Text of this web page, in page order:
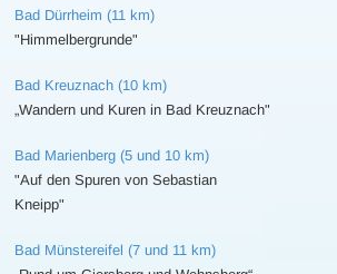
Bad Dürrheim (11 km)
"Himmelbergrunde"
Bad Kreuznach (10 km)
„Wandern und Kuren in Bad Kreuznach"
Bad Marienberg (5 und 10 km)
"Auf den Spuren von Sebastian
Kneipp"
Bad Münstereifel (7 und 11 km)